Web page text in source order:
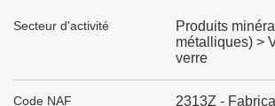
Secteur d'activité
Produits
métalliques) >
verre
Code NAF
2313Z -